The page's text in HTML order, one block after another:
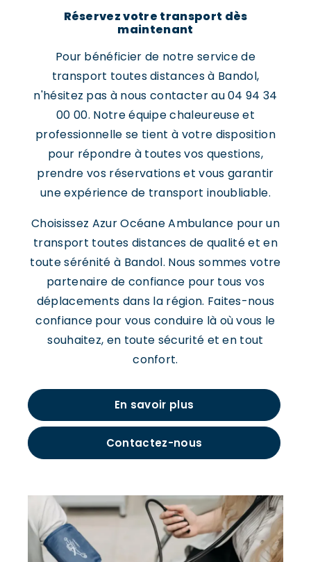
Réservez votre transport dès
maintenant
Pour bénéficier de notre service de
transport toutes distances à Bandol,
n'hésitez pas à nous contacter au 04 94 34
00 00. Notre équipe chaleureuse et
professionnelle se tient à votre disposition
pour répondre à toutes vos questions,
prendre vos réservations et vous garantir
une expérience de transport inoubliable.
Choisissez Azur Océane Ambulance pour un
transport toutes distances de qualité et en
toute sérénité à Bandol. Nous sommes votre
partenaire de confiance pour tous vos
déplacements dans la région. Faites-nous
confiance pour vous conduire là où vous le
souhaitez, en toute sécurité et en tout
confort.
En savoir plus
Contactez-nous